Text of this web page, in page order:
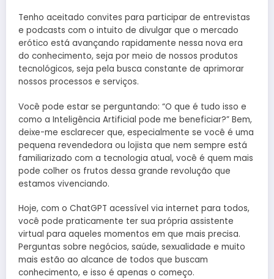
Tenho aceitado convites para participar de entrevistas
e podcasts com o intuito de divulgar que o mercado
erótico está avançando rapidamente nessa nova era
do conhecimento, seja por meio de nossos produtos
tecnológicos, seja pela busca constante de aprimorar
nossos processos e serviços.
Você pode estar se perguntando: “O que é tudo isso e
como a Inteligência Artificial pode me beneficiar?” Bem,
deixe-me esclarecer que, especialmente se você é uma
pequena revendedora ou lojista que nem sempre está
familiarizado com a tecnologia atual, você é quem mais
pode colher os frutos dessa grande revolução que
estamos vivenciando.
Hoje, com o ChatGPT acessível via internet para todos,
você pode praticamente ter sua própria assistente
virtual para aqueles momentos em que mais precisa.
Perguntas sobre negócios, saúde, sexualidade e muito
mais estão ao alcance de todos que buscam
conhecimento, e isso é apenas o começo.